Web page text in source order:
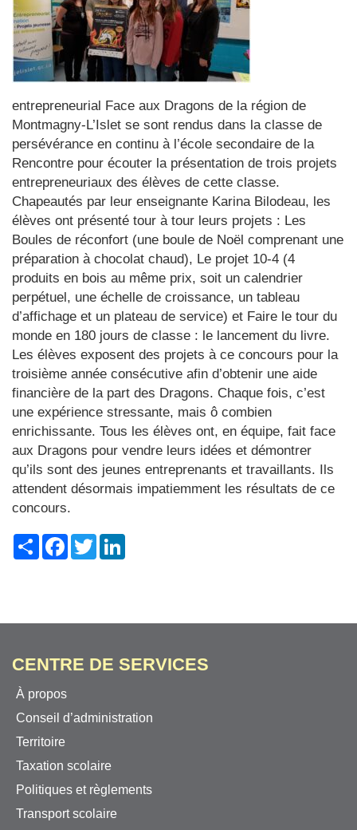
entrepreneurial Face aux Dragons de la région de
Montmagny-L’Islet se sont rendus dans la classe de
persévérance en continu à l’école secondaire de la
Rencontre pour écouter la présentation de trois projets
entrepreneuriaux des élèves de cette classe.
Chapeautés par leur enseignante Karina Bilodeau, les
élèves ont présenté tour à tour leurs projets : Les
Boules de réconfort (une boule de Noël comprenant une
préparation à chocolat chaud), Le projet 10-4 (4
produits en bois au même prix, soit un calendrier
perpétuel, une échelle de croissance, un tableau
d’affichage et un plateau de service) et Faire le tour du
monde en 180 jours de classe : le lancement du livre.
Les élèves exposent des projets à ce concours pour la
troisième année consécutive afin d’obtenir une aide
financière de la part des Dragons. Chaque fois, c’est
une expérience stressante, mais ô combien
enrichissante. Tous les élèves ont, en équipe, fait face
aux Dragons pour vendre leurs idées et démontrer
qu’ils sont des jeunes entreprenants et travaillants. Ils
attendent désormais impatiemment les résultats de ce
concours.
ShareFacebook
Twitter
CENTRE DE SERVICES
À propos
Conseil d’administration
Territoire
Taxation scolaire
Politiques et règlements
Transport scolaire